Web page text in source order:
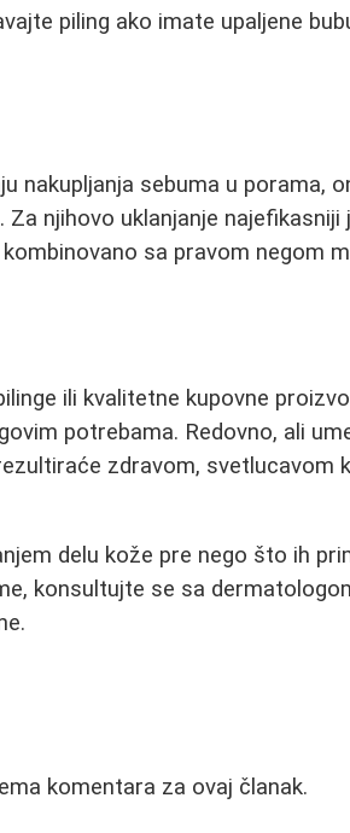
piling ako imate upaljene
nakupljanja sebuma u porama,
njihovo uklanjanje
sa pravom negom
ili kvalitetne kupovne
potrebama. Redovno, ali
zdravom, svetlucavom
delu kože pre nego što ih
konsultujte se sa
komentara za ovaj članak.